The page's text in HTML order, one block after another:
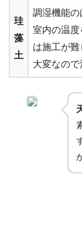
珪
藻
土
調湿機能の
室内の温度
は施工が
大変なので